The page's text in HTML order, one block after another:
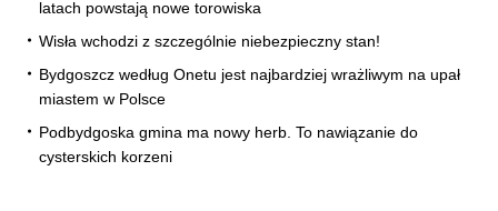
latach powstają nowe torowiska
Wisła wchodzi z szczególnie niebezpieczny stan!
Bydgoszcz według Onetu jest najbardziej wrażliwym na upał
miastem w Polsce
Podbydgoska gmina ma nowy herb. To nawiązanie do
cysterskich korzeni